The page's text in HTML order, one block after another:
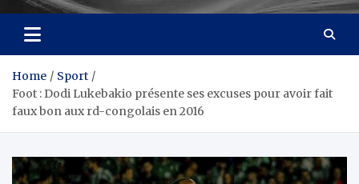
Home
Sport
Foot : Dodi Lukebakio présente ses excuses pour avoir fait
faux bon aux rd-congolais en 2016